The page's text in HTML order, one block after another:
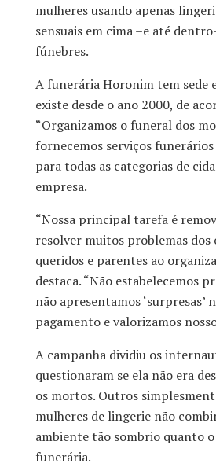
mulheres usando apenas
sensuais em cima –e até
fúnebres.
A funerária Horonim tem sede
existe desde o ano 2000, de
“Organizamos o funeral dos
fornecemos serviços
para todas as categorias de
empresa.
“Nossa principal tarefa é
resolver muitos problemas dos
queridos e parentes ao
destaca. “Não estabelecemos
não apresentamos ‘surpresas’
pagamento e valorizamos
A campanha dividiu os
questionaram se ela não era
os mortos. Outros
mulheres de lingerie não
ambiente tão sombrio quanto
funerária.